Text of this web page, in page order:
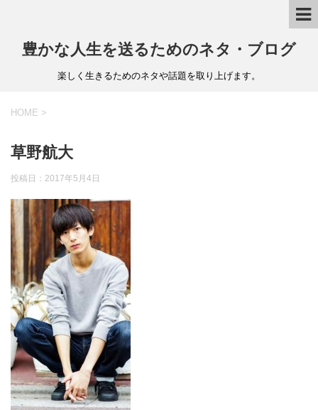
豊かな人生を送るためのネタ・ブログ
楽しく生きるためのネタや話題を取り上げます。
HOME >
草野航大
投稿日： 2017年5月4日